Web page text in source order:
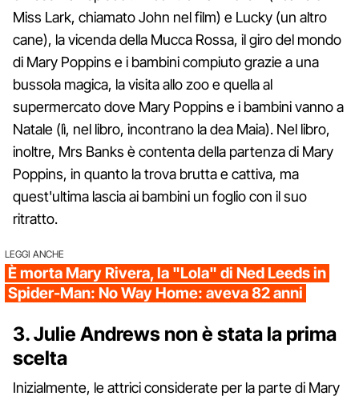
Miss Lark, chiamato John nel film) e Lucky (un altro
cane), la vicenda della Mucca Rossa, il giro del mondo
di Mary Poppins e i bambini compiuto grazie a una
bussola magica, la visita allo zoo e quella al
supermercato dove Mary Poppins e i bambini vanno a
Natale (lì, nel libro, incontrano la dea Maia). Nel libro,
inoltre, Mrs Banks è contenta della partenza di Mary
Poppins, in quanto la trova brutta e cattiva, ma
quest'ultima lascia ai bambini un foglio con il suo
ritratto.
LEGGI ANCHE
È morta Mary Rivera, la "Lola" di Ned Leeds in
Spider-Man: No Way Home: aveva 82 anni
3. Julie Andrews non è stata la prima
scelta
Inizialmente, le attrici considerate per la parte di Mary